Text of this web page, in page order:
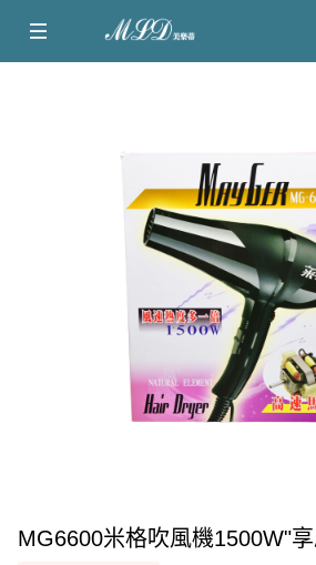
MG6600米格吹風機1500W"